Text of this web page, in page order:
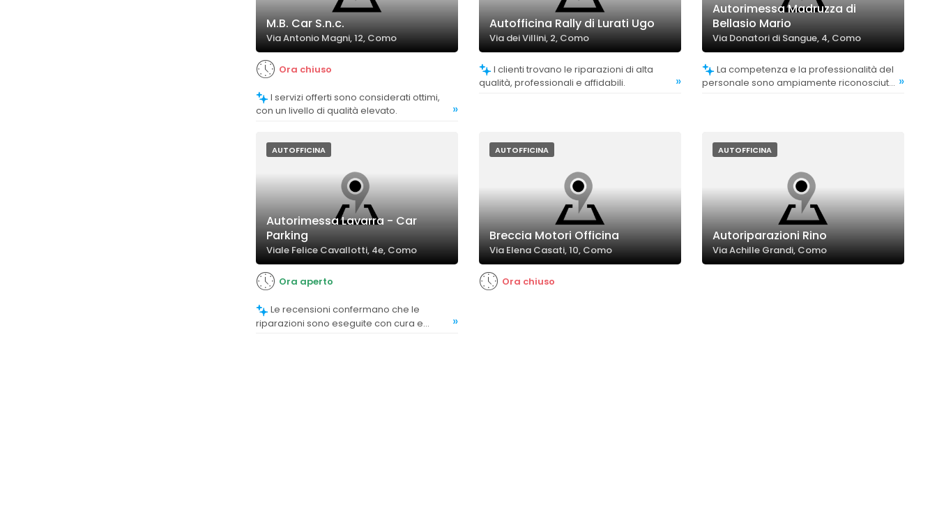
M.B. Car S.n.c.
Via Antonio Magni, 12, Como
Ora chiuso
con un livello di qualità elevato.
»
Autofficina Rally di Lurati Ugo
Via dei Villini, 2, Como
I clienti trovano le riparazioni di alta
qualità, professionali e affidabili.
»
Autorimessa Madruzza di
Bellasio Mario
Via Donatori di Sangue, 4, Como
La competenza e la professionalità del
personale sono ampiamente riconosciute »
AUTOFFICINA
Autorimessa Lavarra - Car
Parking
Viale Felice Cavallotti, 4e, Como
Ora aperto
riparazioni sono eseguite con cura e
»
AUTOFFICINA
Breccia Motori Officina
Via Elena Casati, 10, Como
Ora chiuso
AUTOFFICINA
Autoriparazioni Rino
Via Achille Grandi, Como